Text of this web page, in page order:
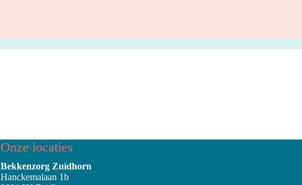
Onze locaties
Bekkenzorg Zuidhorn
Hanckemalaan 1b